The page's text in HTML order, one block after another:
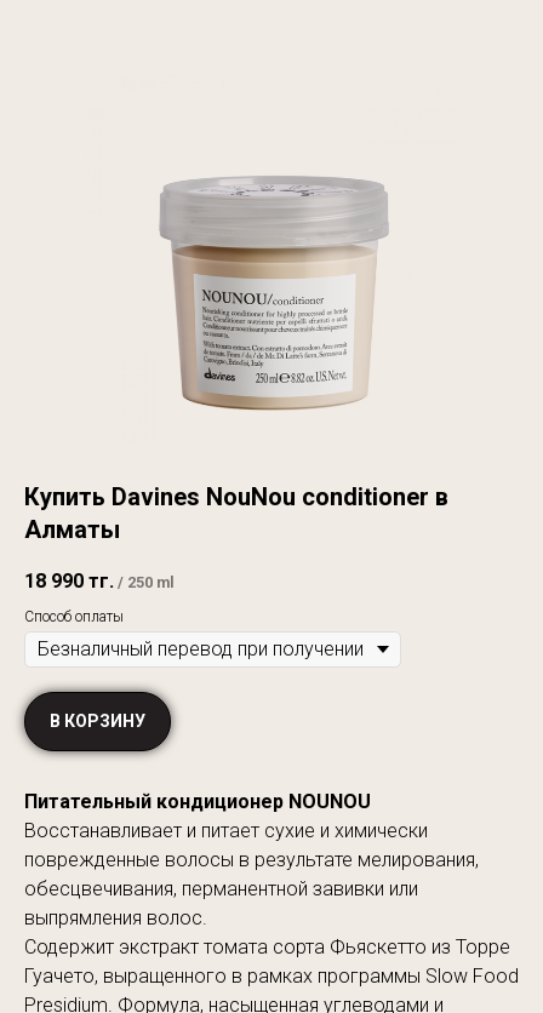
Купить Davines NouNou conditioner в
Алматы
18 990 тг. / 250 ml
Способ оплаты
В КОРЗИНУ
Питательный кондиционер NOUNOU
Восстанавливает и питает сухие и химически
поврежденные волосы в результате мелирования,
обесцвечивания, перманентной завивки или
выпрямления волос.
Содержит экстракт томата сорта Фьяскетто из Торре
Гуачето, выращенного в рамках программы Slow Food
Presidium. Формула, насыщенная углеводами и